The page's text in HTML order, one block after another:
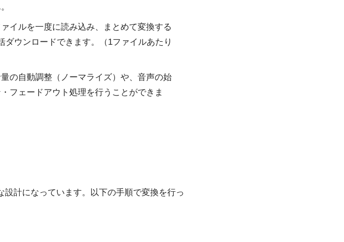
イルを一度に読み込み、まとめて変換する
ウンロードできます。（1ファイルあたり
の自動調整（ノーマライズ）や、音声の始
フェードアウト処理を行うことができま
計になっています。以下の手順で変換を行っ